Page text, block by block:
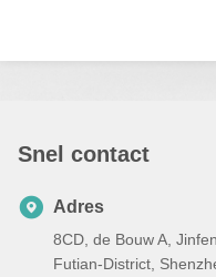
3G CDMA en abonnees zijn
® snel de technologie van keus
Snel contact
Adres
8CD, de Bouw A,
Futian-District,